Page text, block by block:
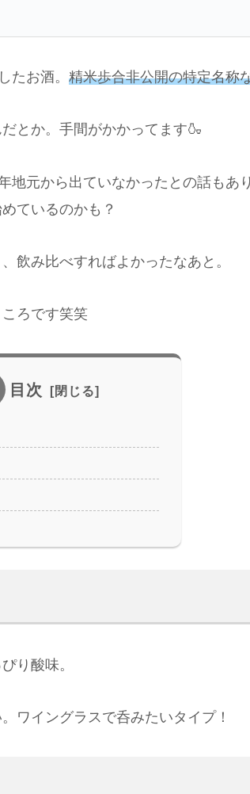
たお酒。 精米歩合非公開の特定名称
とか。手間がかかってます🍶
地元から出ていなかったとの話もあ
ているのかも？
飲み比べすればよかったなあと。
ろです笑笑
目次
り酸味。
ワイングラスで呑みたいタイプ！